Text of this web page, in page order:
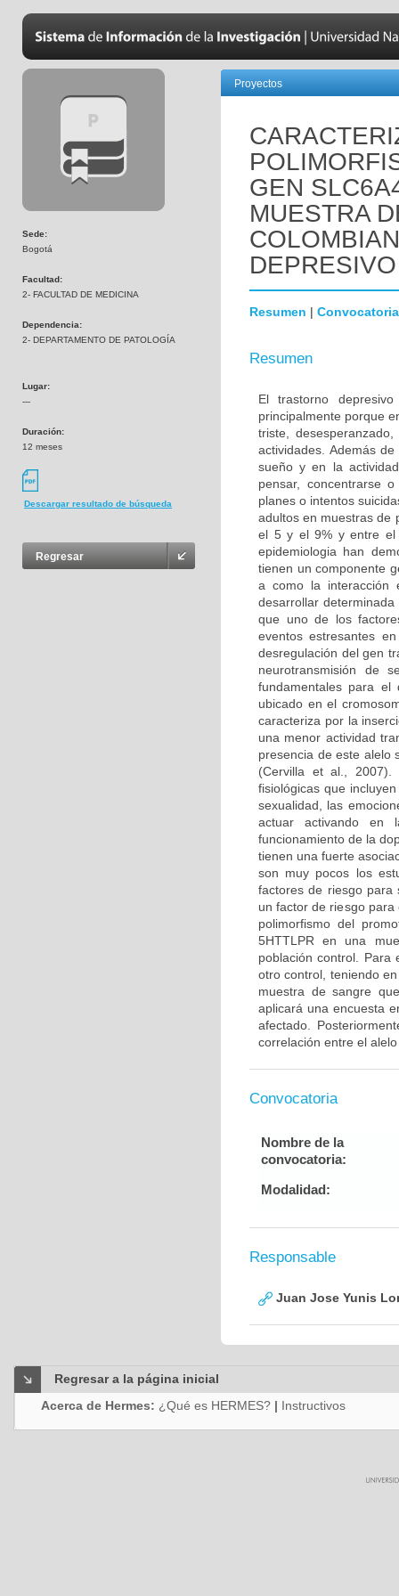
Sede:
Bogotá
Facultad:
2- FACULTAD DE MEDICINA
Dependencia:
2- DEPARTAMENTO DE PATOLOGÍA
Lugar:
---
Duración:
12 meses
Descargar resultado de búsqueda
Regresar
Proyectos
GEN
MUESTRA
Resumen | Convocatoria
Resumen
El trastorno
principalmente porque
triste,
actividades. Además
sueño y en la
pensar, concentrarse
planes o intentos
adultos en muestras de
el 5 y el 9% y entre el
epidemiologia han
tienen un componente
a como la interacción
desarrollar
que uno de los
eventos estresantes
desregulación del gen
neurotransmisión de
fundamentales para el
ubicado en el
caracteriza por la
una menor actividad
presencia de este alelo
(Cervilla et al., 2007).
fisiológicas que
sexualidad, las
actuar activando en
funcionamiento de la
tienen una fuerte
son muy pocos los
factores de riesgo para
un factor de riesgo
polimorfismo del
5HTTLPR en una
población control. Para
otro control, teniendo
muestra de sangre
aplicará una encuesta
afectado.
correlación entre el
Convocatoria
Nombre de la
convocatoria:
Modalidad:
Responsable
Juan Jose Yunis
Regresar a la página inicial
Acerca de Hermes: ¿Qué es HERMES? | Instructivos